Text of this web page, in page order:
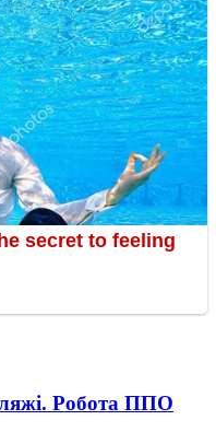
Робота ППО